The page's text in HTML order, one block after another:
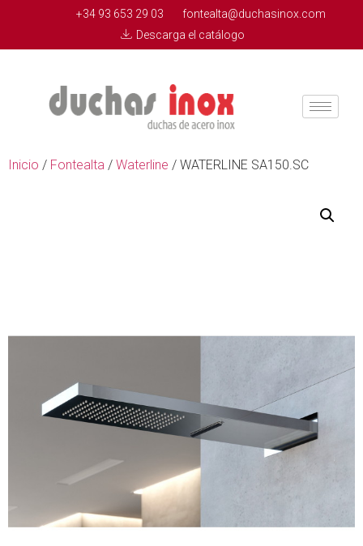
+34 93 653 29 03
fontealta@duchasinox.com
Descarga el catálogo
Inicio / Fontealta / Waterline / WATERLINE SA150.SC